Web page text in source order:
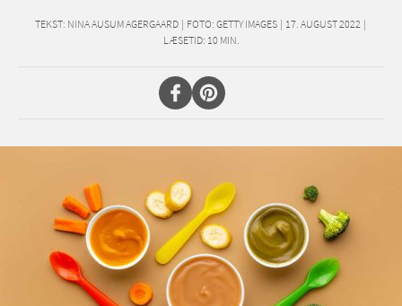
TEKST: NINA AUSUM AGERGAARD | FOTO: GETTY IMAGES | 17. AUGUST 2022 |
LÆSETID: 10 MIN.